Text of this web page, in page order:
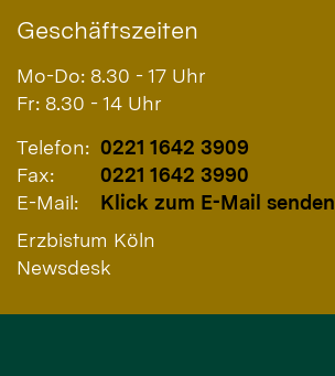
Geschäftszeiten
Mo-Do: 8.30 - 17 Uhr
Fr: 8.30 - 14 Uhr
Telefon: 0221 1642 3909
Fax:
0221 1642 3990
E-Mail:
Klick zum E-Mail senden
Erzbistum Köln
Newsdesk